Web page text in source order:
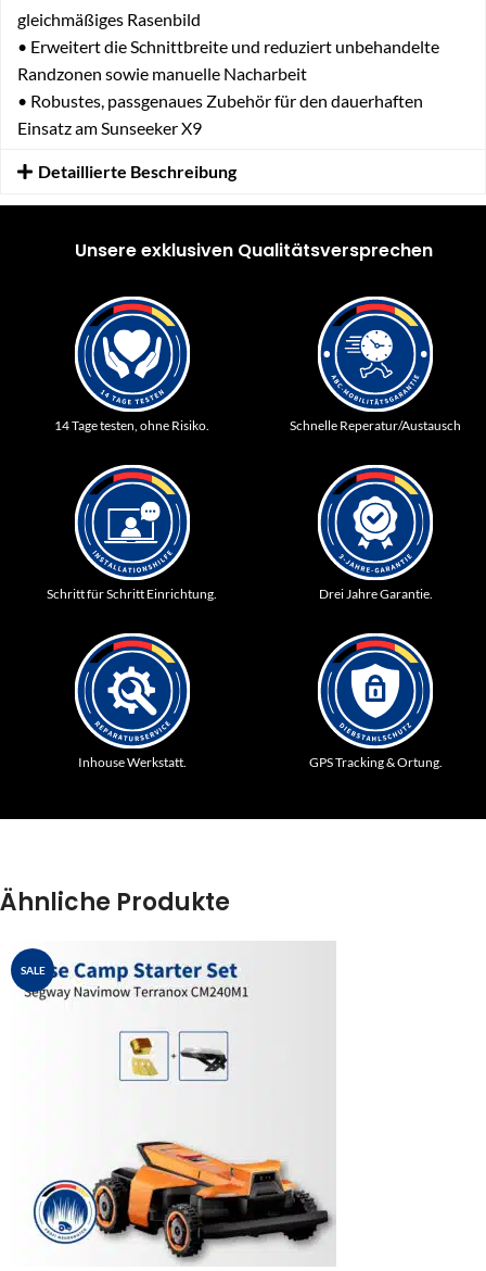
gleichmäßiges Rasenbild
• Erweitert die Schnittbreite und reduziert unbehandelte
Randzonen sowie manuelle Nacharbeit
• Robustes, passgenaues Zubehör für den dauerhaften
Einsatz am Sunseeker X9
Detaillierte Beschreibung
Unsere exklusiven Qualitätsversprechen
14 Tage testen, ohne Risiko. Schnelle Reperatur/Austausch
Schritt für Schritt Einrichtung. Drei Jahre Garantie.
Inhouse Werkstatt. GPS Tracking & Ortung.
Ähnliche Produkte
SALE